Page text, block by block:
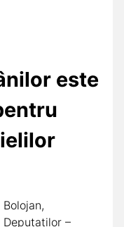
este
Deputaților –